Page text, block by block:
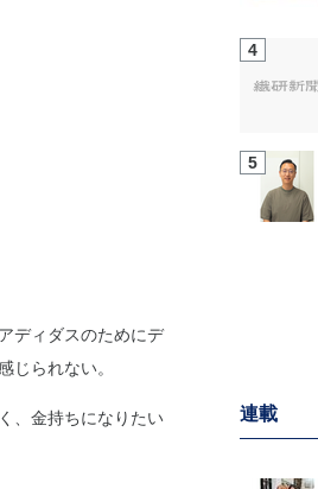
ディダスのためにデ
じられない。
、金持ちになりたい
4
5
連載